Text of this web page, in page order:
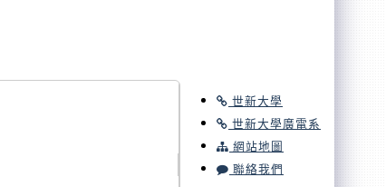
世新大學
世新大學廣電系
網站地圖
聯絡我們